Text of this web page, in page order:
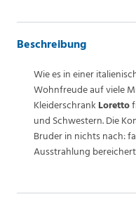
Beschreibung
Wie es in einer
Wohnfreude auf viele
Kleiderschrank Loretto
und Schwestern. Die
Bruder in nichts nach:
Ausstrahlung